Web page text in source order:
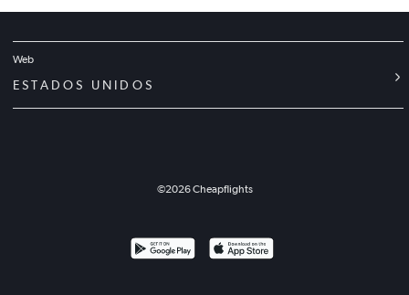
Web
ESTADOS UNIDOS
©2026Cheapflights